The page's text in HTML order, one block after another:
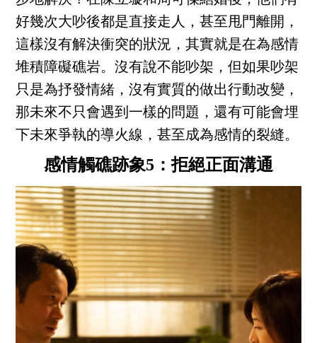
好幾次大吵後都是直接走人，甚至甩門離開，
這樣沒有解決衝突的狀況，其實就是在為感情
堆積障礙礁岩。沒有說不能吵架，但如果吵架
只是為抒發情緒，沒有實質的做出行動改變，
那未來不只會遇到一樣的問題，還有可能會埋
下未來爭執的導火線，甚至成為感情的裂縫。
感情觸礁跡象5：拒絕正面溝通